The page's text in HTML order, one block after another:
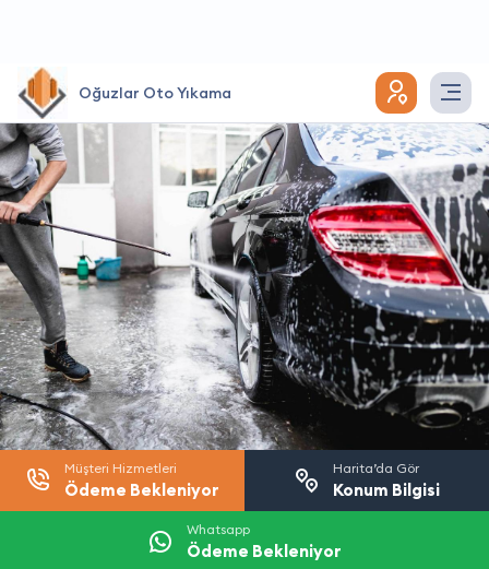
Oğuzlar Oto Yıkama
Müşteri Hizmetleri
Ödeme Bekleniyor
Harita’da Gör
Konum Bilgisi
Whatsapp
Ödeme Bekleniyor